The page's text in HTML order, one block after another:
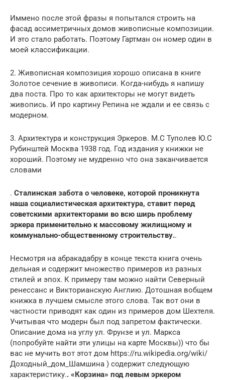
Иммено после этой фразы я попытался строить на
фасад ассиметричных домов живописные композиции.
И это стало работать. Поэтому Гартман он номер один в
моей классификации.
2. Живописная композиция хорошо описана в книге
Золотое сечение в живописи. Когда-нибудь я напишу
два поста. Про то как архитекторы не могут видеть
живопись. И про картину Репина не ждали и ее связь с
модерном.
3. Архитектура и конструкция Эркеров. М.С Туполев Ю.С
Рубинштей Москва 1938 год. Год издания у книжки не
хороший. Поэтому не мудренно что она заканчивается
словами
. Сталинская забота о человеке, которой проникнута
наша социалистическая архитектура, ставит перед
советскими архитекторами во всю ширь проблему
эркера применительно к массовому жилищному и
коммунально-общественному строительству..
Несмотря на абракадабру в конце текста книга очень
дельная и содержит множество примеров из разных
стилей и эпох. К примеру там можно найти Северный
ренессанс и Викторианскую Англию. Дотошная вобщем
книжка в лучшем смысле этого слова. Так вот они в
частности приводят как один из примеров дом Шехтеля.
Учитывая что модерн был под запретом фактически.
Описание дома на углу ул. Фрунзе и ул. Маркса
(попробуйте найти эти улицы на карте Москвы)) что бы
вас не мучить вот этот дом https://ru.wikipedia.org/wiki/
Доходный_дом_Шамшина ) содержит следующую
характеристику.. «Корзина» под левым эркером